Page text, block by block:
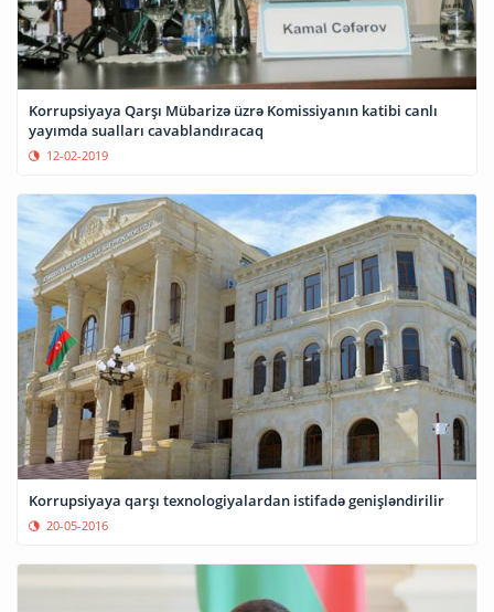
Korrupsiyaya Qarşı Mübarizə üzrə Komissiyanın katibi canlı
yayımda sualları cavablandıracaq
12-02-2019
Korrupsiyaya qarşı texnologiyalardan istifadə genişləndirilir
20-05-2016